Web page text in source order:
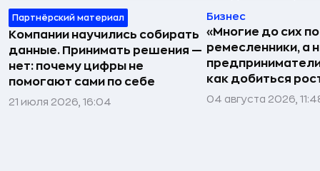
Партнёрский материал
Компании научились собирать
данные. Принимать решения —
нет: почему цифры не
помогают сами по себе
21 июля 2026, 16:04
Бизнес
«Многие до сих
ремесленники, а
как добиться
04 августа 2026,